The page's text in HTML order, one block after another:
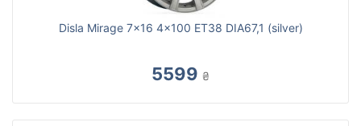
Disla Mirage 7x16 4x100 ET38 DIA67,1 (silver)
5599 ₴